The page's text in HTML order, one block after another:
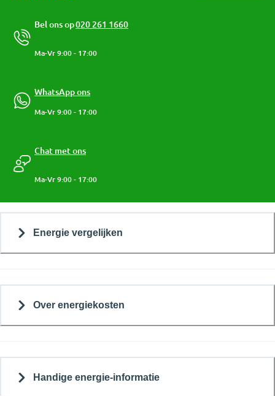
Bel ons op020 261 1660
Ma-Vr 9:00 - 17:00
WhatsApp ons
Ma-Vr 9:00 - 17:00
Chat met ons
Ma-Vr 9:00 - 17:00
Energie vergelijken
Over energiekosten
Handige energie-informatie